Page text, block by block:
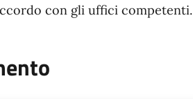
con gli uffici competenti.